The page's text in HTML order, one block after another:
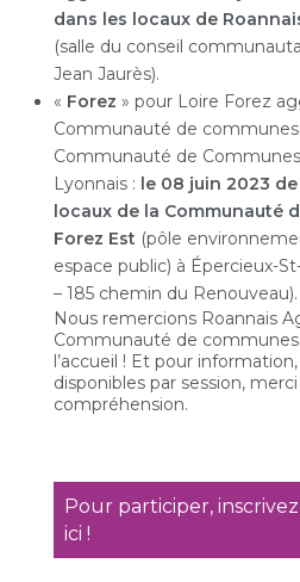
dans les locaux de
(salle du conseil
Jean Jaurès).
« Forez » pour Loire Forez
Communauté de
Communauté de
Lyonnais : le 08 juin 2023
locaux de la Communauté
Forez Est (pôle
espace public) à Épercieux-
– 185 chemin du Renouveau).
Nous remercions Roannais
Communauté de
l’accueil ! Et pour
disponibles par session,
compréhension.
Pour participer,
ici !